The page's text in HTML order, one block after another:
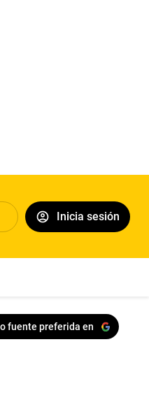
Inicia sesión
fuente preferida en